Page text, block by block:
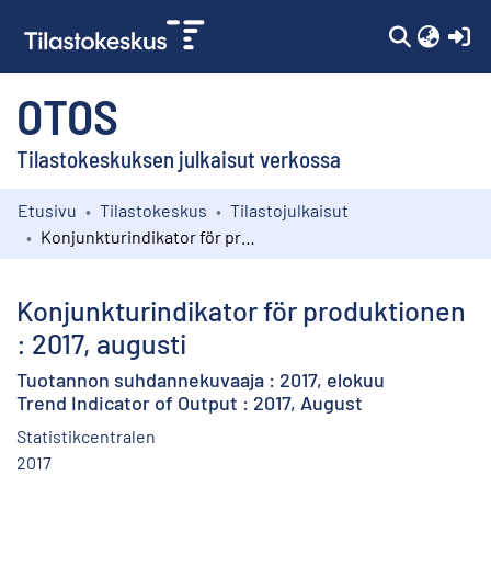
OTOS
Tilastokeskuksen julkaisut verkossa
Kokoelmat
Etusivu Tilastokeskus
Tilastojulkaisut
Konjunkturindikator för produktionen
: 2017, augusti
Tuotannon suhdannekuvaaja : 2017, elokuu
Trend Indicator of Output : 2017, August
Statistikcentralen
2017